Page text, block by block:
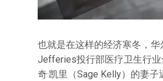
也就是在这样的经济寒冬，华
Jefferies投行部医疗卫生行业
奇·凯里（Sage Kelly）的妻子